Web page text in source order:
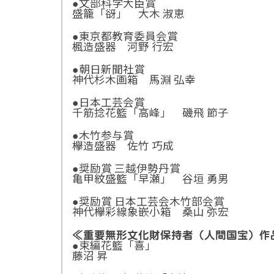
●文部科学大臣賞
盛籠「谺」 大木 淑恵
●東京都教育委員会賞
楓造盛器 河野 行宏
●朝日新聞社賞
神代杉木画箱 馬淵 弘幸
●日本工芸会賞
千筋捻花籃「高峰」 磯飛 節子
●木竹参与賞
欅造盛器 佐竹 巧成
●奨励賞 三越伊勢丹賞
亀甲紋盛籃「早瀬」 谷垣 勇男
●奨励賞 日本工芸会木竹部会賞
神代欅彩線象嵌小箱 桑山 弥宏
≪重要無形文化財保持者（人間国宝）
●束編花籃「喜」
藤沼 昇